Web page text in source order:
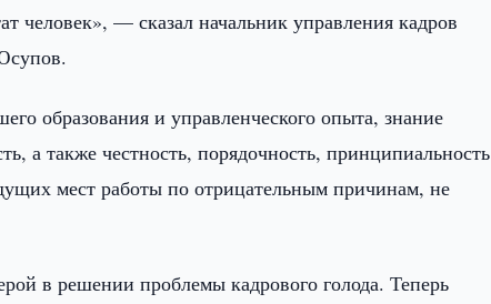
человек», — сказал начальник управления кадров
образования и управленческого опыта, знание
а также честность, порядочность, принципиальность
мест работы по отрицательным причинам, не
в решении проблемы кадрового голода. Теперь